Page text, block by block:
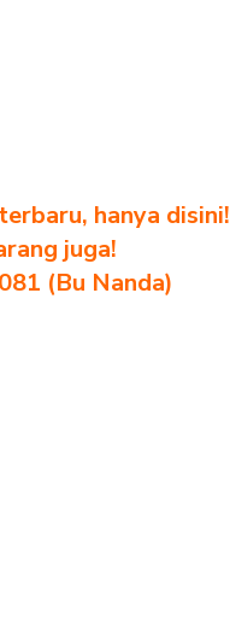
hanya disini!
juga!
(Bu Nanda)